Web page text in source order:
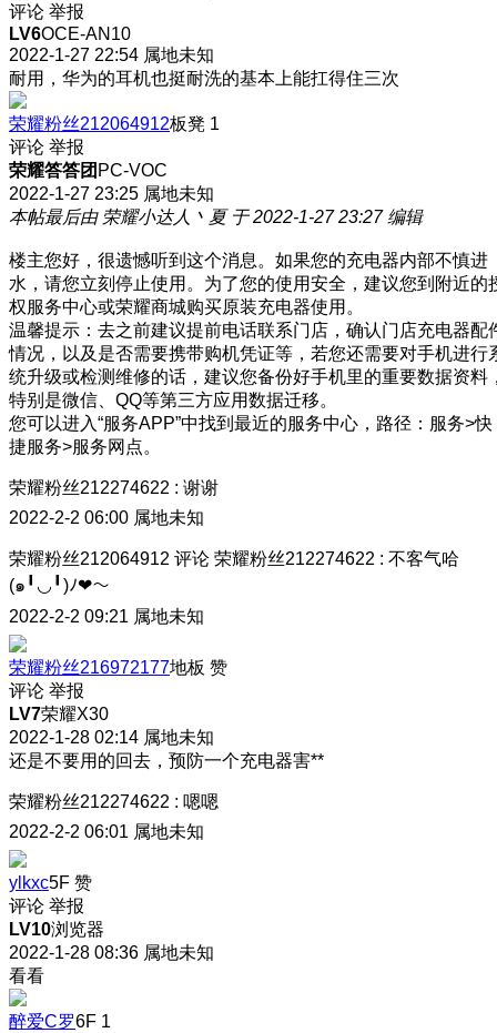
评论 举报
LV6OCE-AN10
2022-1-27 22:54 属地未知
耐用，华为的耳机也挺耐洗的基本上能扛得住三次
荣耀粉丝212064912板凳 1
评论 举报
荣耀答答团 PC-VOC
2022-1-27 23:25 属地未知
本帖最后由 荣耀小达人丶夏 于 2022-1-27 23:27 编辑
楼主您好，很遗憾听到这个消息。如果您的充电器内部不慎进
水，请您立刻停止使用。为了您的使用安全，建议您到附近的
权服务中心或荣耀商城购买原装充电器使用。
温馨提示：去之前建议提前电话联系门店，确认门店充电器配
情况，以及是否需要携带购机凭证等，若您还需要对手机进行
统升级或检测维修的话，建议您备份好手机里的重要数据资料
特别是微信、QQ等第三方应用数据迁移。
您可以进入“服务APP”中找到最近的服务中心，路径：服务>快
捷服务>服务网点。
荣耀粉丝212274622 : 谢谢
2022-2-2 06:00 属地未知
荣耀粉丝212064912 评论 荣耀粉丝212274622 : 不客气哈
(๑╹◡╹)ﾉ❤～
2022-2-2 09:21 属地未知
荣耀粉丝216972177地板 赞
评论 举报
LV7荣耀X30
2022-1-28 02:14 属地未知
还是不要用的回去，预防一个充电器害**
荣耀粉丝212274622 : 嗯嗯
2022-2-2 06:01 属地未知
ylkxc5F 赞
评论 举报
LV10浏览器
2022-1-28 08:36 属地未知
看看
醉爱C罗6F 1